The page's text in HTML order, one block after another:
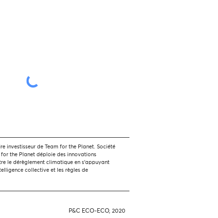
investisseur de Team for the Planet. Société
the Planet déploie des innovations
le dérèglement climatique en s'appuyant
collective et les règles de
P&C ECO-ECO, 2020